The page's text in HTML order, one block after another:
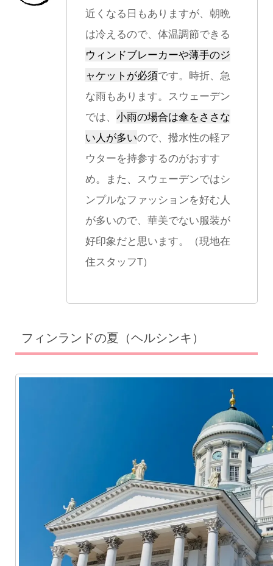
近くなる日もありますが、朝晩
は冷えるので、体温調節できる
ウィンドブレーカーや薄手のジ
ャケットが必須です。時折、急
な雨もあります。スウェーデン
では、 小雨の場合は傘をささな
い人が多いので、撥水性の軽ア
ウターを持参するのがおすす
め。また、スウェーデンではシ
ンプルなファッションを好む人
が多いので、華美でない服装が
好印象だと思います。（現地在
住スタッフT）
フィンランドの夏（ヘルシンキ）